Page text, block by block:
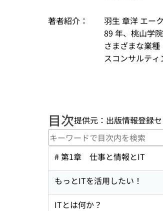
著者紹介：
羽生 章洋 エー
89 年、桃山学
さまざまな業
スコンサルテ
目次提供元：出版情報登録セ
# 第1章 仕事と情報とIT
もっとITを活用したい！
ITとは何か？